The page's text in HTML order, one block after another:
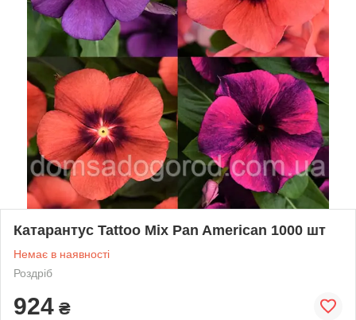
Катарантус Tattoo Mix Pan American 1000 шт
Немає в наявності
Роздріб
924 ₴